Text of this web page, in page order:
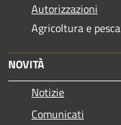
Autorizzazioni
Agricoltura e pesca
NOVITÀ
Notizie
Comunicati